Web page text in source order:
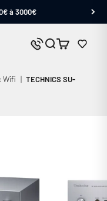
nos experts !
Nous contacter
Panier
Wifi | TECHNICS SU-